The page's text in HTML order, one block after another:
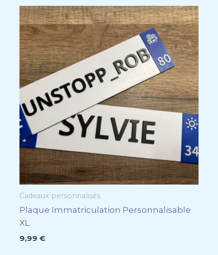
Cadeaux personnalisés
Plaque Immatriculation Personnalisable
XL
9,99 €